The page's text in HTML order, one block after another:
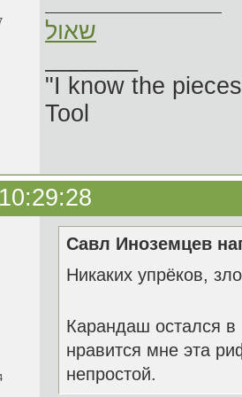
שאול
"I know the
Tool
Савл Иноземцев
Никаких упрёков,
Карандаш остался
нравится мне эта
непростой.